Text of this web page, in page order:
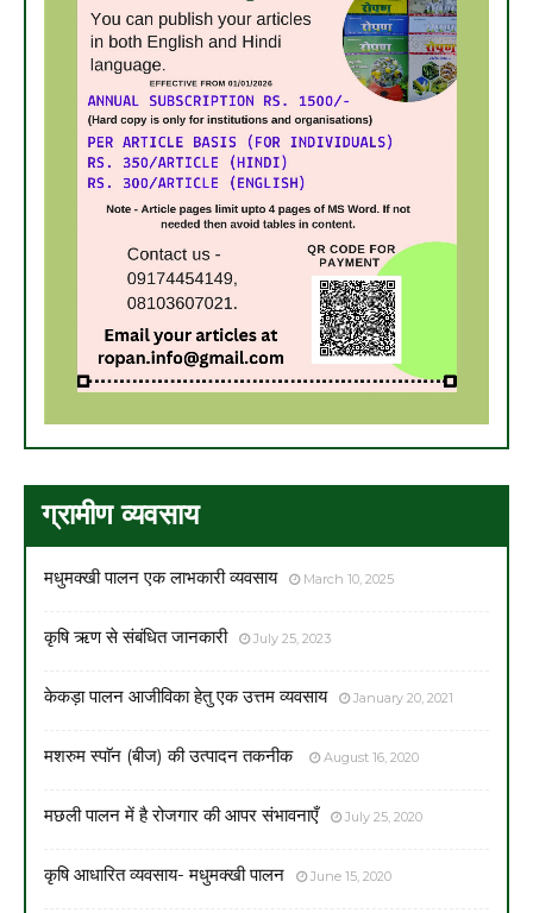
ग्रामीण व्यवसाय
मधुमक्खी पालन एक लाभकारी व्यवसाय March 10, 2025
कृषि ऋण से संबंधित जानकारी July 25, 2023
केकड़ा पालन आजीविका हेतु एक उत्तम व्यवसाय January 20, 2021
मशरुम स्पाॅन (बीज) की उत्पादन तकनीक August 16, 2020
मछली पालन में है रोजगार की आपर संभावनाएँ July 25, 2020
कृषि आधारित व्यवसाय- मधुमक्खी पालन June 15, 2020